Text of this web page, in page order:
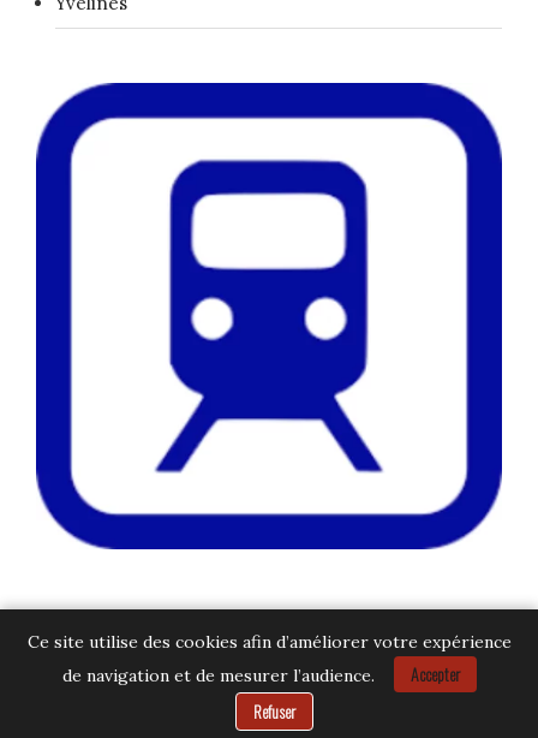
Ce site utilise des cookies afin d’améliorer votre expérience
de navigation et de mesurer l’audience.
Accepter
Refuser